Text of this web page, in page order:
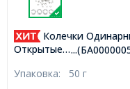
Основа для Броши,
Круглая, с
Платина, Размер
Упаковка: 5 шт